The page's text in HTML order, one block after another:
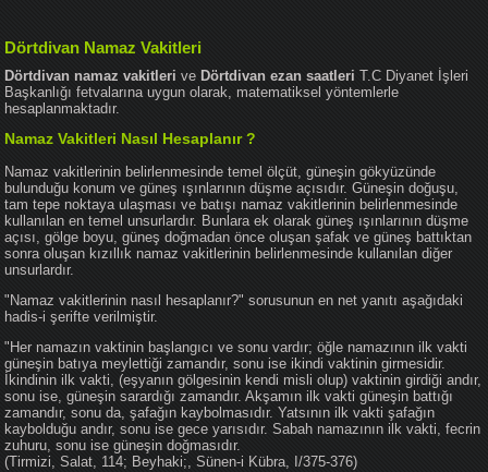
Dörtdivan Namaz Vakitleri
Dörtdivan namaz vakitleri ve Dörtdivan ezan saatleri T.C Diyanet İşleri
Başkanlığı fetvalarına uygun olarak, matematiksel yöntemlerle
hesaplanmaktadır.
Namaz Vakitleri Nasıl Hesaplanır ?
Namaz vakitlerinin belirlenmesinde temel ölçüt, güneşin gökyüzünde
bulunduğu konum ve güneş ışınlarının düşme açısıdır. Güneşin doğuşu,
tam tepe noktaya ulaşması ve batışı namaz vakitlerinin belirlenmesinde
kullanılan en temel unsurlardır. Bunlara ek olarak güneş ışınlarının düşme
açısı, gölge boyu, güneş doğmadan önce oluşan şafak ve güneş battıktan
sonra oluşan kızıllık namaz vakitlerinin belirlenmesinde kullanılan diğer
unsurlardır.
"Namaz vakitlerinin nasıl hesaplanır?" sorusunun en net yanıtı aşağıdaki
hadis-i şerifte verilmiştir.
"Her namazın vaktinin başlangıcı ve sonu vardır; öğle namazının ilk vakti
güneşin batıya meylettiği zamandır, sonu ise ikindi vaktinin girmesidir.
İkindinin ilk vakti, (eşyanın gölgesinin kendi misli olup) vaktinin girdiği andır,
sonu ise, güneşin sarardığı zamandır. Akşamın ilk vakti güneşin battığı
zamandır, sonu da, şafağın kaybolmasıdır. Yatsının ilk vakti şafağın
kaybolduğu andır, sonu ise gece yarısıdır. Sabah namazının ilk vakti, fecrin
zuhuru, sonu ise güneşin doğmasıdır.
(Tirmizi, Salat, 114; Beyhaki;, Sünen-i Kübra, I/375-376)